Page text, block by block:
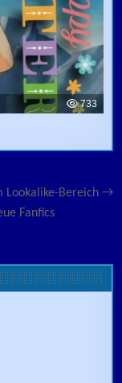
733
Lookalike-Bereich →
Fanfics